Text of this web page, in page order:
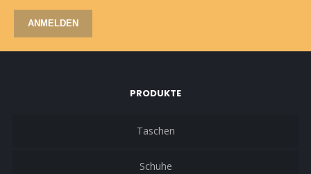
ANMELDEN
PRODUKTE
Taschen
Schuhe